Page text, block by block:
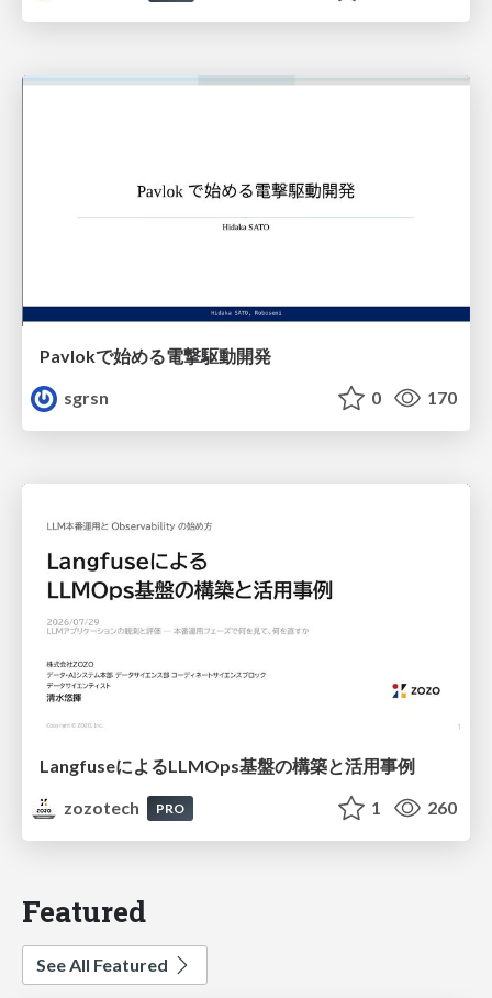
Pavlokで始める電撃駆動開発
sgrsn
0 170
LangfuseによるLLMOps基盤の構築と活用事例
zozotech
PRO 1 260
Featured
See All Featured